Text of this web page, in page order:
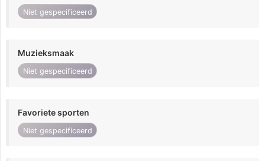
Niet gespecificeerd
Muzieksmaak
Niet gespecificeerd
Favoriete sporten
Niet gespecificeerd